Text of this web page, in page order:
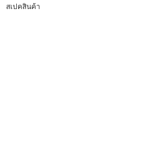
สเปคสินค้า